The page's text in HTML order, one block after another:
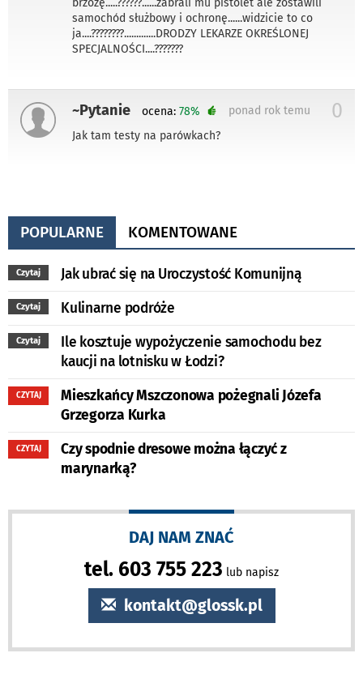
brzozę.....??????......zabrali mu pistolet ale zostawili
samochód służbowy i ochronę......widzicie to co
ja....????????.............DRODZY LEKARZE OKREŚLONEJ
SPECJALNOŚCI....???????
~Pytanie 0
ponad rok temu
ocena: 78%
Jak tam testy na parówkach?
POPULARNE KOMENTOWANE
Czytaj Jak ubrać się na Uroczystość Komunijną
Czytaj Kulinarne podróże
Czytaj
Ile kosztuje wypożyczenie samochodu bez
kaucji na lotnisku w Łodzi?
CZYTAJ
Mieszkańcy Mszczonowa pożegnali Józefa
Grzegorza Kurka
CZYTAJ
Czy spodnie dresowe można łączyć z
marynarką?
DAJ NAM ZNAĆ
tel. 603 755 223 lub napisz
kontakt@glossk.pl